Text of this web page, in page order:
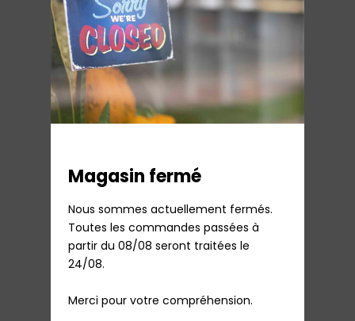
Disque relais Induction (484000008543)
Sur commande 51,80€TTC
Magasin fermé
Nous sommes actuellement fermés.
Toutes les commandes passées à
partir du 08/08 seront traitées le
24/08.
Merci pour votre compréhension.